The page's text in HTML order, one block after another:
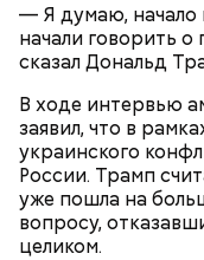
— Я думаю, начало
начали говорить
сказал Дональд
В ходе интервью
заявил, что в
украинского
России. Трамп
уже пошла на
вопросу,
целиком.